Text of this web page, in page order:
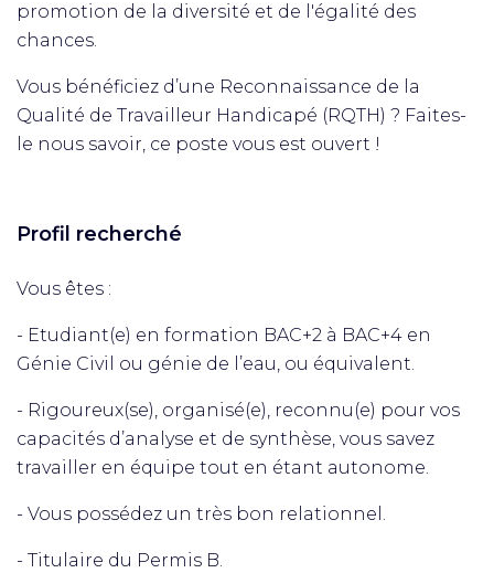
promotion de la diversité et de l'égalité des
chances.
Vous bénéficiez d’une Reconnaissance de la
Qualité de Travailleur Handicapé (RQTH) ? Faites-
le nous savoir, ce poste vous est ouvert !
Profil recherché
Vous êtes :
- Etudiant(e) en formation BAC+2 à BAC+4 en
Génie Civil ou génie de l’eau, ou équivalent.
- Rigoureux(se), organisé(e), reconnu(e) pour vos
capacités d’analyse et de synthèse, vous savez
travailler en équipe tout en étant autonome.
- Vous possédez un très bon relationnel.
- Titulaire du Permis B.